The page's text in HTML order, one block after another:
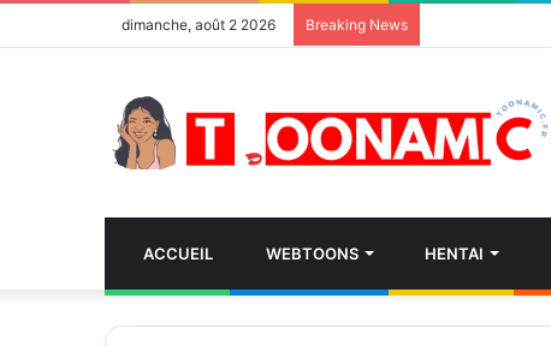
dimanche, août 2 2026 Breaking News
ACCUEIL WEBTOONS HENTAI